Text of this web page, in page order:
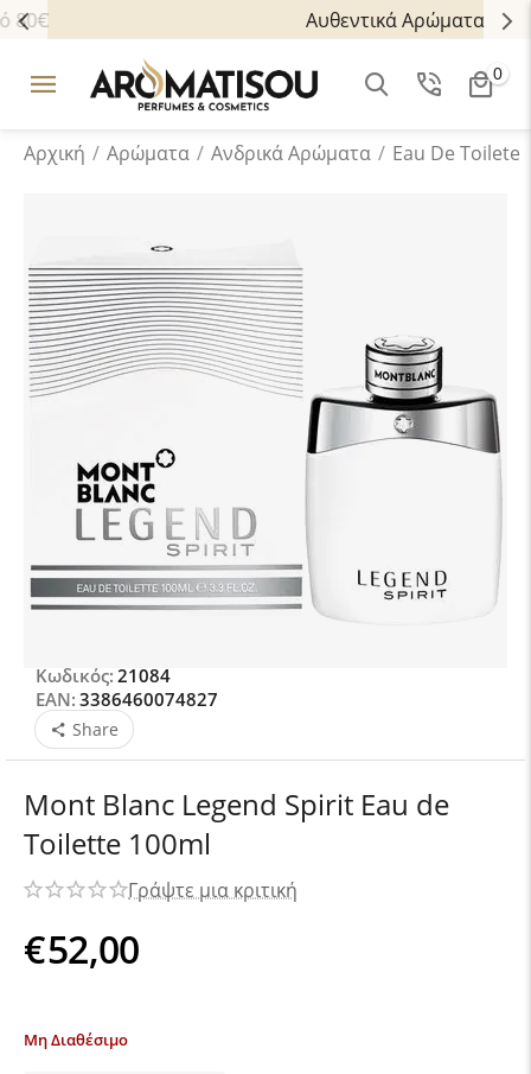
Πολλαπλοί τρόποι πληρωμής
0
Αρχική / Αρώματα / Ανδρικά Aρώματα / Eau De Toilete
EAN: 3386460074827
Κωδικός: 21084
Share
Mont Blanc Legend Spirit Eau de
Toilette 100ml
Γράψτε μια κριτική
€52,00
Μη Διαθέσιμο